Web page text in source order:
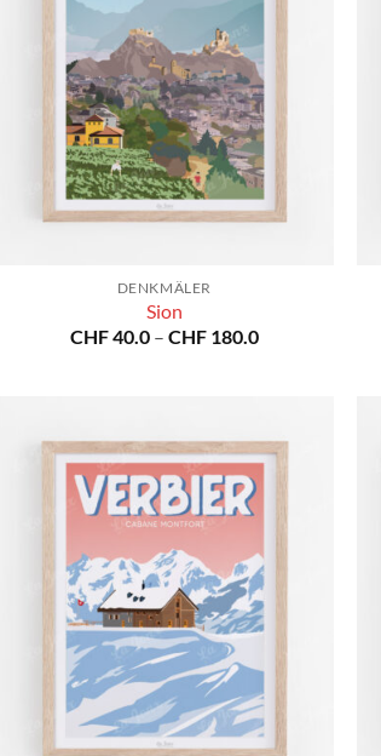
DENKMÄLER
Sion
CHF40.0 – CHF180.0Preisspanne: